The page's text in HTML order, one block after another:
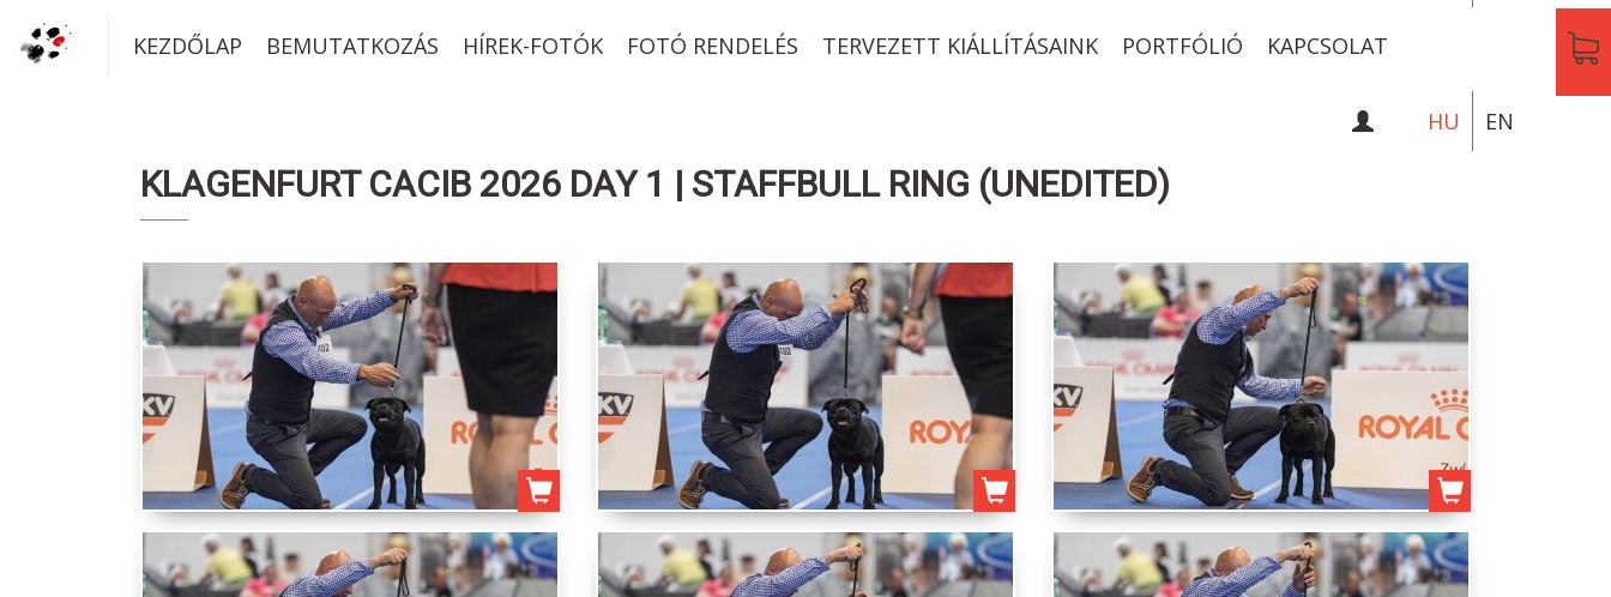
KEZDŐLAP BEMUTATKOZÁS HÍREK-FOTÓK FOTÓ RENDELÉS TERVEZETT KIÁLLÍTÁSAINK PORTFÓLIÓ KAPCSOLAT
HU EN
KLAGENFURT CACIB 2026 DAY 1 | STAFFBULL RING (UNEDITED)